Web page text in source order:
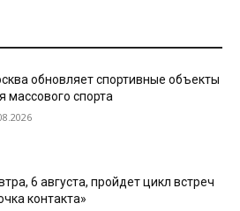
обновляет спортивные объекты
массового спорта
6 августа, пройдет цикл встреч
контакта»